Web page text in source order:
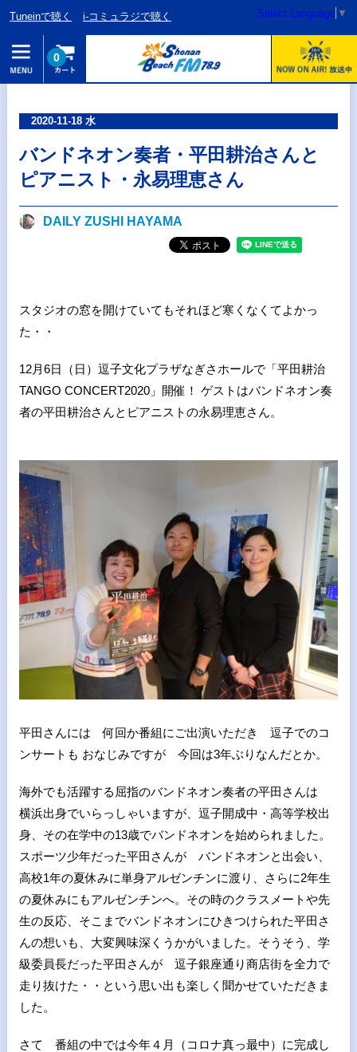
Tuneinで聴く i-コミュラジで聴く Select Language ▼
0
2020-11-18 水
バンドネオン奏者・平田耕治さんと
ピアニスト・永易理恵さん
DAILY ZUSHI HAYAMA
スタジオの窓を開けていてもそれほど寒くなくてよかっ
た・・
12月6日（日）逗子文化プラザなぎさホールで「平田耕治
TANGO CONCERT2020」開催！ ゲストはバンドネオン奏
者の平田耕治さんとピアニストの永易理恵さん。
平田さんには 何回か番組にご出演いただき 逗子でのコ
ンサートも おなじみですが 今回は3年ぶりなんだとか。
海外でも活躍する屈指のバンドネオン奏者の平田さんは
横浜出身でいらっしゃいますが、逗子開成中・高等学校出
身、その在学中の13歳でバンドネオンを始められました。
スポーツ少年だった平田さんが バンドネオンと出会い、
高校1年の夏休みに単身アルゼンチンに渡り、さらに2年生
の夏休みにもアルゼンチンへ。その時のクラスメートや先
生の反応、そこまでバンドネオンにひきつけられた平田さ
んの想いも、大変興味深くうかがいました。そうそう、学
級委員長だった平田さんが 逗子銀座通り商店街を全力で
走り抜けた・・という思い出も楽しく聞かせていただきま
した。
さて 番組の中では今年４月（コロナ真っ最中）に完成し